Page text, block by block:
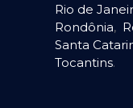
Rio de
Rondônia,
Santa
Tocantins.